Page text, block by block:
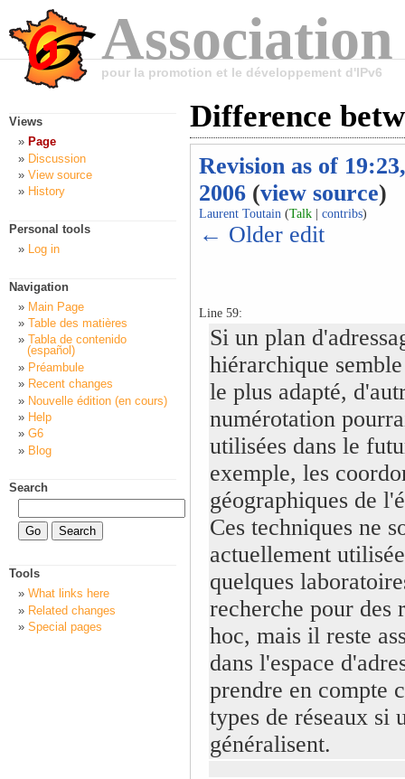
pour la promotion et le développement d'IPv6
Difference
Revision as of
2006 (view source)
Laurent Toutain (Talk contribs)
← Older edit
Line 59:
Si un plan
hiérarchique
le plus adapté,
numérotation
utilisées dans le
exemple, les
géographiques de
Ces techniques ne
actuellement
quelques
recherche pour des
hoc, mais il reste
dans l'espace
prendre en compte
types de réseaux si
généralisent.
Views
Page
Discussion
View source
History
Personal tools
Log in
Navigation
Main Page
Table des matières
Tabla de contenido
(español)
Préambule
Recent changes
Nouvelle édition (en cours)
Help
G6
Blog
Search
Tools
What links here
Related changes
Special pages